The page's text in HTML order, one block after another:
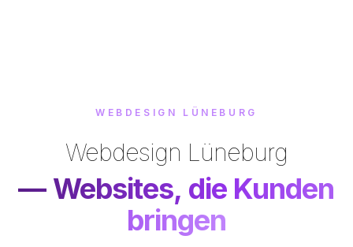
WEBDESIGN LÜNEBURG
Webdesign Lüneburg
— Websites, die Kunden
bringen